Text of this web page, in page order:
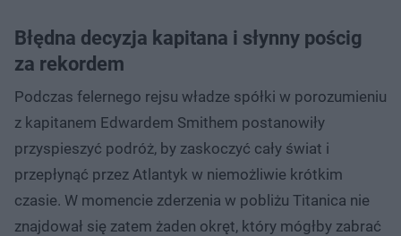
Błędna decyzja kapitana i słynny pościg
za rekordem
Podczas felernego rejsu władze spółki w porozumieniu
z kapitanem Edwardem Smithem postanowiły
przyspieszyć podróż, by zaskoczyć cały świat i
przepłynąć przez Atlantyk w niemożliwie krótkim
czasie. W momencie zderzenia w pobliżu Titanica nie
znajdował się zatem żaden okręt, który mógłby zabrać